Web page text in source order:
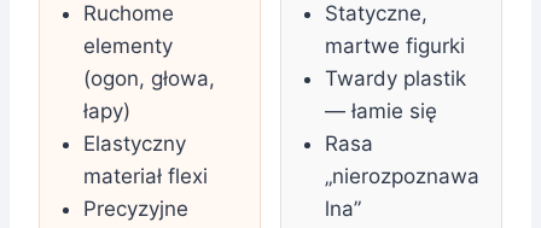
Ruchome
elementy
(ogon, głowa,
łapy)
Elastyczny
materiał flexi
Precyzyjne
Statyczne,
martwe figurki
Twardy plastik
— łamie się
Rasa
„nierozpoznawa
lna”